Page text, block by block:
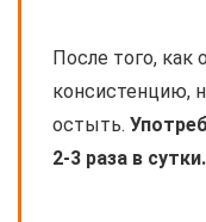
После того, как
консистенцию,
остыть.
2-3 раза в сутки.